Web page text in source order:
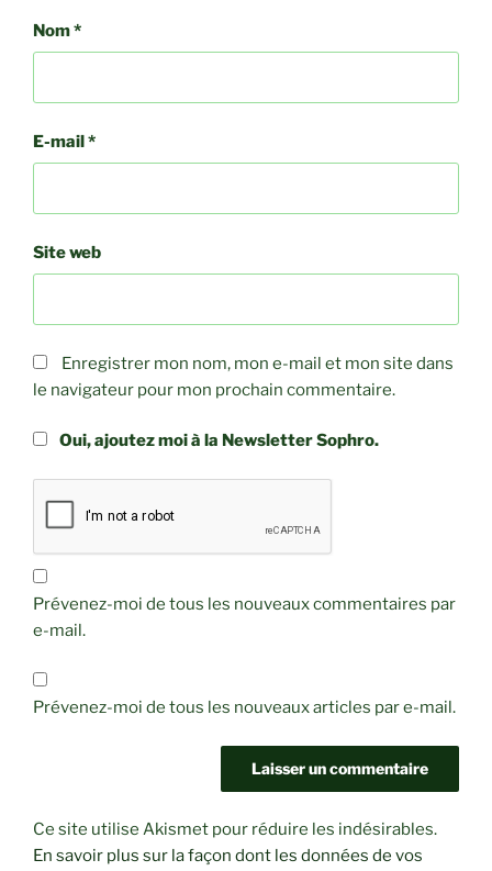
Nom*
E-mail*
Site web
Enregistrer mon nom, mon e-mail et mon site dans
le navigateur pour mon prochain commentaire.
Oui, ajoutez moi à la Newsletter Sophro.
Prévenez-moi de tous les nouveaux commentaires par
e-mail.
Prévenez-moi de tous les nouveaux articles par e-mail.
Ce site utilise Akismet pour réduire les indésirables.
En savoir plus sur la façon dont les données de vos